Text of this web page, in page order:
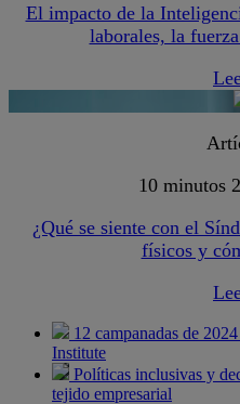
El impacto de la
laborales, la
10 minutos
¿Qué se siente con el
físicos y
12 campanadas de
Institute
Políticas inclusivas y
tejido empresarial